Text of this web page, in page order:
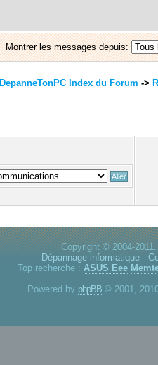
Montrer les messages depuis:
DepanneTonPC Index du Forum ->
Copyright © 2004-
Dépannage informatique -
Top recherche : ASUS Eee
Powered by phpBB © 2001,